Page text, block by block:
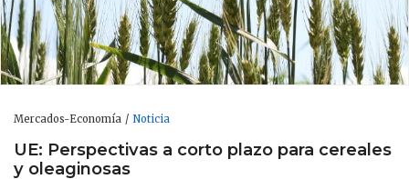
Mercados-Economía Noticia
UE: Perspectivas a corto plazo para cereales
y oleaginosas